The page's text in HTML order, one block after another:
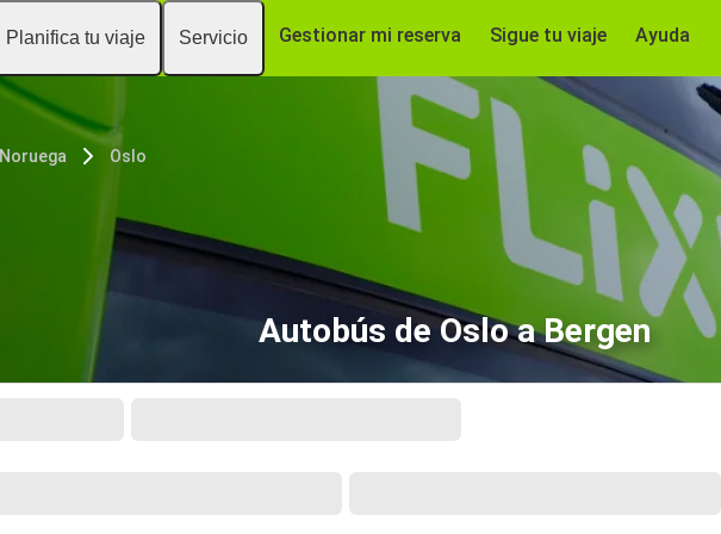
Planifica tu viaje Servicio Gestionar mi reserva Sigue tu viaje Ayuda
Noruega Oslo
Autobús de Oslo a Bergen